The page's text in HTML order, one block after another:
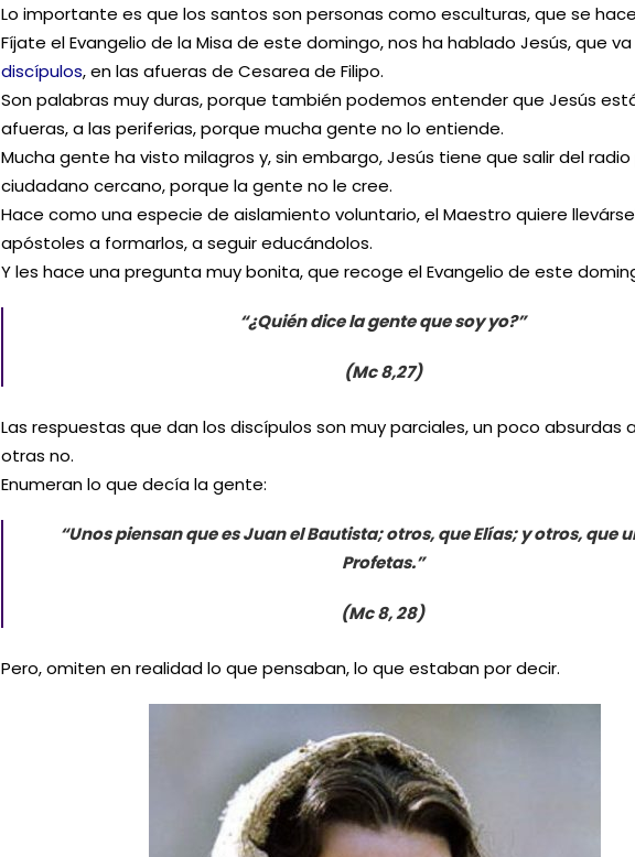
Lo importante es que los santos son personas como esculturas, que se
Fíjate el Evangelio de la Misa de este domingo, nos ha hablado Jesús, que
discípulos, en las afueras de Cesarea de Filipo.
Son palabras muy duras, porque también podemos entender que Jesús
afueras, a las periferias, porque mucha gente no lo entiende.
Mucha gente ha visto milagros y, sin embargo, Jesús tiene que salir del
ciudadano cercano, porque la gente no le cree.
Hace como una especie de aislamiento voluntario, el Maestro quiere
apóstoles a formarlos, a seguir educándolos.
Y les hace una pregunta muy bonita, que recoge el Evangelio de este
“¿Quién dice la gente que soy yo?”
(Mc 8,27)
Las respuestas que dan los discípulos son muy parciales, un poco absurdas
otras no.
Enumeran lo que decía la gente:
“Unos piensan que es Juan el Bautista; otros, que Elías; y otros, que
Profetas.”
(Mc 8, 28)
Pero, omiten en realidad lo que pensaban, lo que estaban por decir.